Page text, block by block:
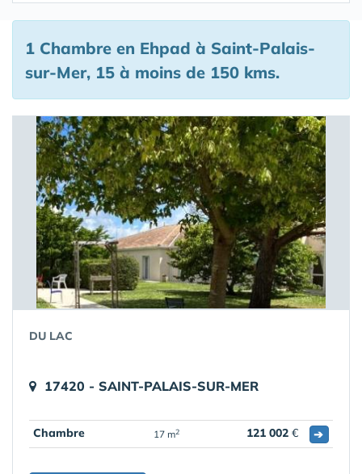
1 Chambre en Ehpad à Saint-Palais-
sur-Mer, 15 à moins de 150 kms.
DU LAC
17420 - SAINT-PALAIS-SUR-MER
Chambre 17 m2 121 002 € ➔